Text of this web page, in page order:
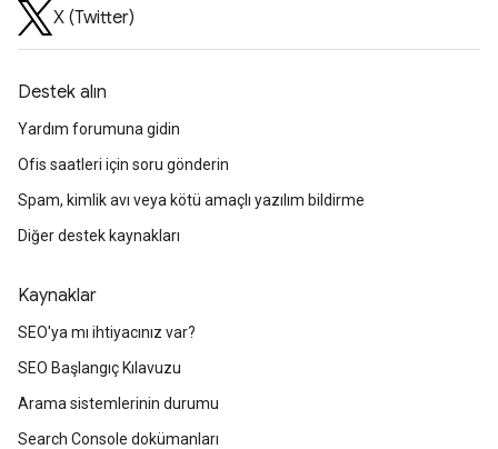
X (Twitter)
Destek alın
Yardım forumuna gidin
Ofis saatleri için soru gönderin
Spam, kimlik avı veya kötü amaçlı yazılım bildirme
Diğer destek kaynakları
Kaynaklar
SEO'ya mı ihtiyacınız var?
SEO Başlangıç Kılavuzu
Arama sistemlerinin durumu
Search Console dokümanları